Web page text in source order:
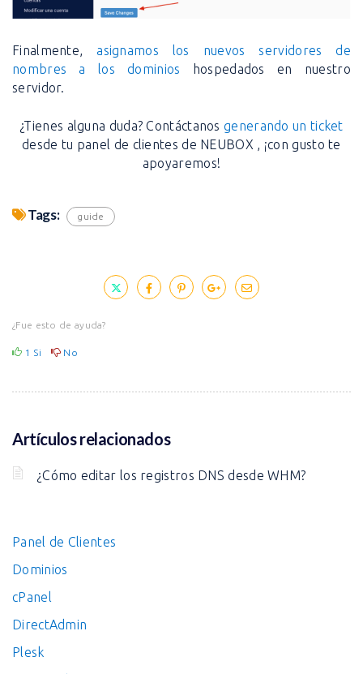
Finalmente, asignamos los nuevos servidores de
nombres a los dominios hospedados en nuestro
servidor.
¿Tienes alguna duda? Contáctanos generando un ticket
desde tu panel de clientes de NEUBOX , ¡con gusto te
apoyaremos!
Tags: guide
¿Fue esto de ayuda?
1 Si No
Artículos relacionados
¿Cómo editar los registros DNS desde WHM?
Panel de Clientes
Dominios
cPanel
DirectAdmin
Plesk